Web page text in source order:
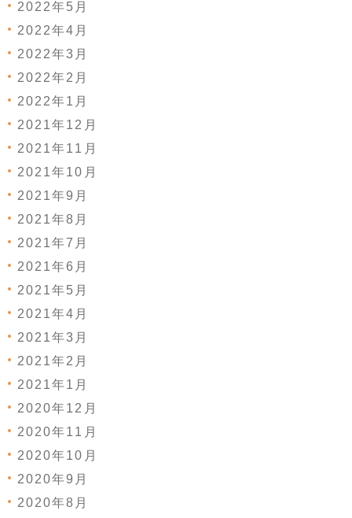
2022年5月
2022年4月
2022年3月
2022年2月
2022年1月
2021年12月
2021年11月
2021年10月
2021年9月
2021年8月
2021年7月
2021年6月
2021年5月
2021年4月
2021年3月
2021年2月
2021年1月
2020年12月
2020年11月
2020年10月
2020年9月
2020年8月